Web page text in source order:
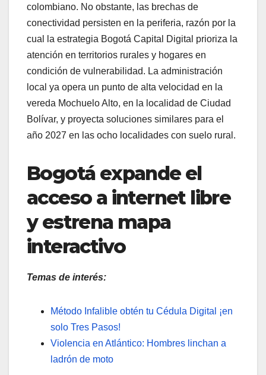
colombiano. No obstante, las brechas de
conectividad persisten en la periferia, razón por la
cual la estrategia Bogotá Capital Digital prioriza la
atención en territorios rurales y hogares en
condición de vulnerabilidad. La administración
local ya opera un punto de alta velocidad en la
vereda Mochuelo Alto, en la localidad de Ciudad
Bolívar, y proyecta soluciones similares para el
año 2027 en las ocho localidades con suelo rural.
Bogotá expande el
acceso a internet libre
y estrena mapa
interactivo
Temas de interés:
Método Infalible obtén tu Cédula Digital ¡en
solo Tres Pasos!
Violencia en Atlántico: Hombres linchan a
ladrón de moto